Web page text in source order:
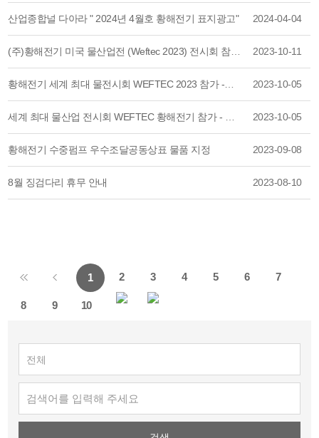
산업종합널 다아라 " 2024년 4월호 황해전기 표지광고" 2024-04-04
(주)황해전기 미국 물산업전 (Weftec 2023) 전시회 참가 마무리 하며... 2023-10-11
2023-10-05
2023-10-05
황해전기 수중펌프 우수조달공동상표 물품 지정 2023-09-08
8월 징검다리 휴무 안내 2023-08-10
1 2 3 4 5 6 7
8 9 10